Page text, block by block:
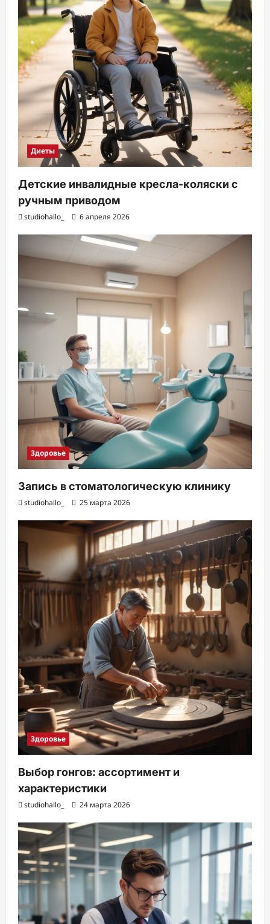
Диеты
Детские инвалидные кресла-коляски с
ручным приводом
studiohallo_ 6 апреля 2026
Здоровье
Запись в стоматологическую клинику
studiohallo_ 25 марта 2026
Здоровье
Выбор гонгов: ассортимент и
характеристики
studiohallo_ 24 марта 2026